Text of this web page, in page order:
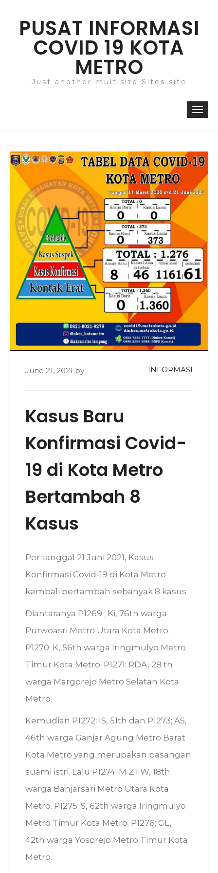
contentPUSAT INFORMASI
COVID 19 KOTA
METRO
Just another multisite Sites site
June 21, 2021 by INFORMASI
Kasus Baru
Konfirmasi Covid-
19 di Kota Metro
Bertambah 8
Kasus
Per tanggal 21 Juni 2021, Kasus
Konfirmasi Covid-19 di Kota Metro
kembali bertambah sebanyak 8 kasus.
Diantaranya P1269 ; Ki, 76th warga
Purwoasri Metro Utara Kota Metro.
P1270; K, 56th warga Iringmulyo Metro
Timur Kota Metro. P1271: RDA, 28 th
warga Margorejo Metro Selatan Kota
Metro.
Kemudian P1272; IS, 51th dan P1273; AS,
46th warga Ganjar Agung Metro Barat
Kota Metro yang merupakan pasangan
suami istri. Lalu P1274; M ZTW, 18th
warga Banjarsari Metro Utara Kota
Metro. P1275; S, 62th warga Iringmulyo
Metro Timur Kota Metro. P1276; GL,
42th warga Yosorejo Metro Timur Kota
Metro.